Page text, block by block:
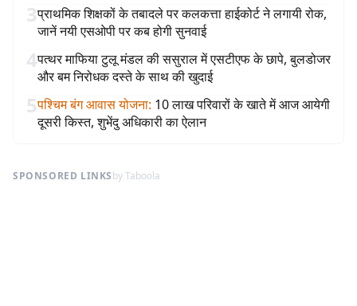
3प्राथमिक शिक्षकों के तबादले पर कलकत्ता हाईकोर्ट ने लगायी रोक,
जानें नयी एसओपी पर कब होगी सुनवाई
4पत्थर माफिया टुलू मंडल की ससुराल में एसटीएफ के छापे, बुलडोजर
और बम निरोधक दस्ते के साथ की खुदाई
5पश्चिम बंग आवास योजना: 10 लाख परिवारों के खाते में आज आयेगी
दूसरी किस्त, शुभेंदु अधिकारी का ऐलान
SPONSORED LINKSby Taboola